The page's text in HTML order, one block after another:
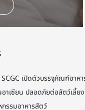
เปิดตัวบรรจุภัณฑ์อาห
อาเซียน ปลอดภัยต่อสัตว์เลี้
รรมอาหารสัตว์